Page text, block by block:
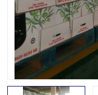
上海托管仓库